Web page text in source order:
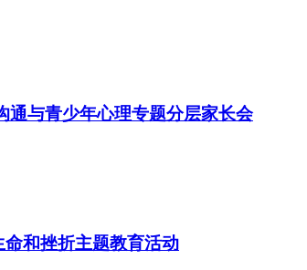
与青少年心理专题分层家长会
和挫折主题教育活动